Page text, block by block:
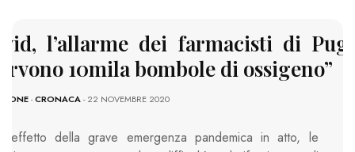
l’allarme dei farmacisti di
10mila bombole di ossigeno”
-CRONACA- 22 NOVEMBRE 2020
effetto della grave emergenza pandemica in atto, le